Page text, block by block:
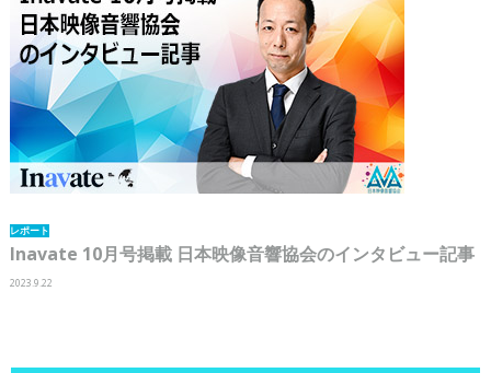
レポート
Inavate 10月号掲載 日本映像音響協会のインタビュー記事
2023.9.22